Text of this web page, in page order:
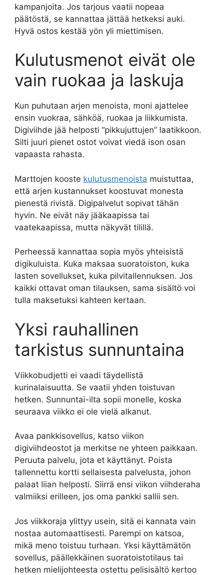
kampanjoita. Jos tarjous vaatii nopeaa
päätöstä, se kannattaa jättää hetkeksi auki.
Hyvä ostos kestää yön yli miettimisen.
Kulutusmenot eivät ole
vain ruokaa ja laskuja
Kun puhutaan arjen menoista, moni ajattelee
ensin vuokraa, sähköä, ruokaa ja liikkumista.
Digiviihde jää helposti “pikkujuttujen” laatikkoon.
Silti juuri pienet ostot voivat viedä ison osan
vapaasta rahasta.
Marttojen kooste kulutusmenoista muistuttaa,
että arjen kustannukset koostuvat monesta
pienestä rivistä. Digipalvelut sopivat tähän
hyvin. Ne eivät näy jääkaapissa tai
vaatekaapissa, mutta näkyvät tilillä.
Perheessä kannattaa sopia myös yhteisistä
digikuluista. Kuka maksaa suoratoiston, kuka
lasten sovellukset, kuka pilvitallennuksen. Jos
kaikki ottavat oman tilauksen, sama sisältö voi
tulla maksetuksi kahteen kertaan.
Yksi rauhallinen
tarkistus sunnuntaina
Viikkobudjetti ei vaadi täydellistä
kurinalaisuutta. Se vaatii yhden toistuvan
hetken. Sunnuntai-ilta sopii monelle, koska
seuraava viikko ei ole vielä alkanut.
Avaa pankkisovellus, katso viikon
digiviihdeostot ja merkitse ne yhteen paikkaan.
Peruuta palvelu, jota et käyttänyt. Poista
tallennettu kortti sellaisesta palvelusta, johon
palaat liian helposti. Siirrä ensi viikon viihderaha
valmiiksi erilleen, jos oma pankki sallii sen.
Jos viikkoraja ylittyy usein, sitä ei kannata vain
nostaa automaattisesti. Parempi on katsoa,
mikä meno toistuu turhaan. Yksi käyttämätön
sovellus, päällekkäinen suoratoistotilaus tai
hetken mielijohteesta ostettu pelisisältö kertoo